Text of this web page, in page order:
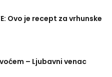
Ovo je recept za vrhunske
– Ljubavni venac